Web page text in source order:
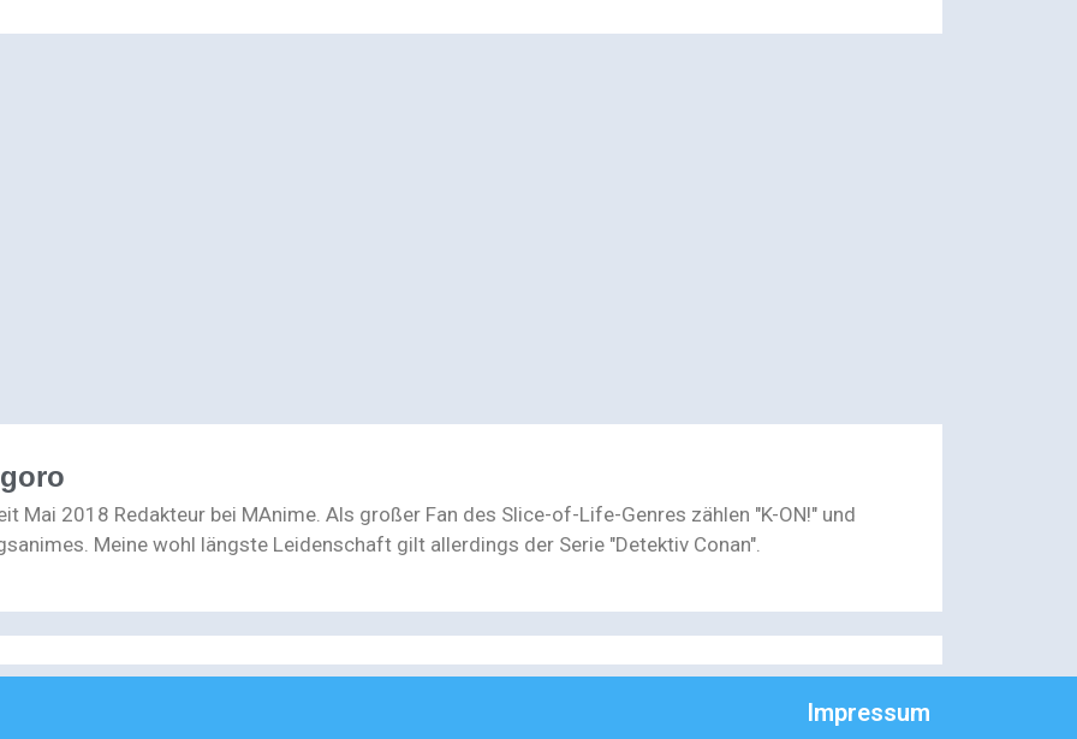
Mai 2018 Redakteur bei MAnime. Als großer Fan des Slice-of-Life-Genres zählen "K-ON!" und
Meine wohl längste Leidenschaft gilt allerdings der Serie "Detektiv Conan".
Impressum